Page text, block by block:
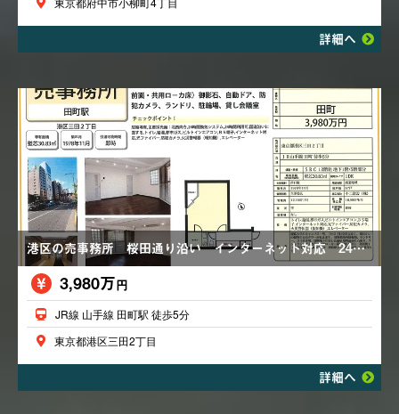
詳細へ
港区の売事務所 桜田通り沿い インターネット対応 24時間利用可 エレベーター ２駅利用可
3,980万円
JR線 山手線 田町駅 徒歩5分
東京都港区三田2丁目
詳細へ